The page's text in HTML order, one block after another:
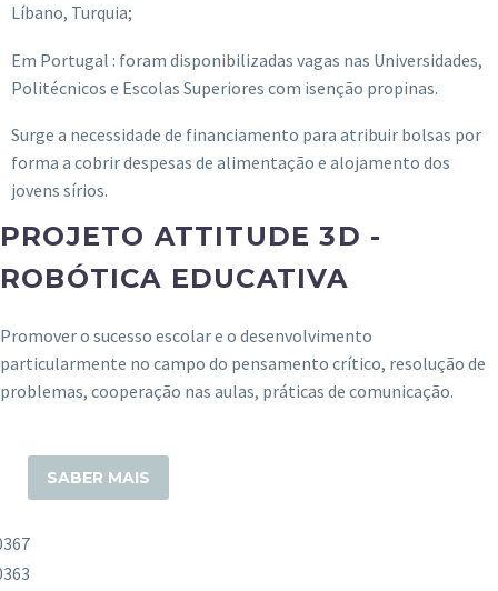
Líbano, Turquia;
Em Portugal : foram disponibilizadas vagas nas Universidades,
Politécnicos e Escolas Superiores com isenção propinas.
Surge a necessidade de financiamento para atribuir bolsas por
forma a cobrir despesas de alimentação e alojamento dos
jovens sírios.
PROJETO ATTITUDE 3D -
ROBÓTICA EDUCATIVA
Promover o sucesso escolar e o desenvolvimento
particularmente no campo do pensamento crítico, resolução de
problemas, cooperação nas aulas, práticas de comunicação.
SABER MAIS